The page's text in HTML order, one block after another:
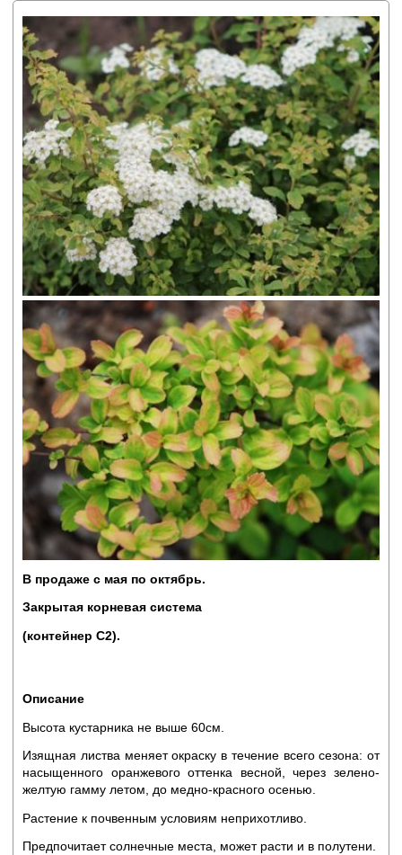
В продаже с мая по октябрь.
Закрытая корневая система
(контейнер С2).
Описание
Высота кустарника не выше 60см.
Изящная листва меняет окраску в течение всего сезона: от
насыщенного оранжевого оттенка весной, через зелено-
желтую гамму летом, до медно-красного осенью.
Растение к почвенным условиям неприхотливо.
Предпочитает солнечные места, может расти и в полутени.